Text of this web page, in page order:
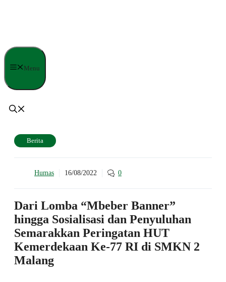
Menu
Berita
Humas 16/08/2022 0
Dari Lomba “Mbeber Banner”
hingga Sosialisasi dan Penyuluhan
Semarakkan Peringatan HUT
Kemerdekaan Ke-77 RI di SMKN 2
Malang